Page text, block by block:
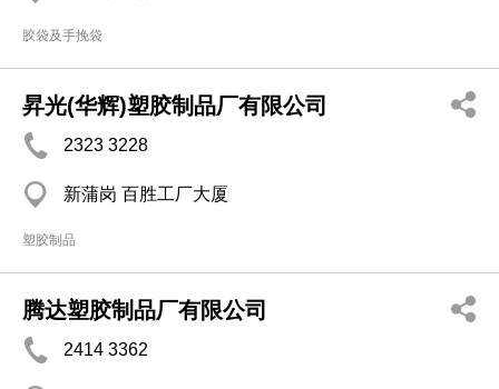
胶袋及手挽袋
昇光(华辉)塑胶制品厂有限公司
2323 3228
新蒲岗 百胜工厂大厦
塑胶制品
腾达塑胶制品厂有限公司
2414 3362